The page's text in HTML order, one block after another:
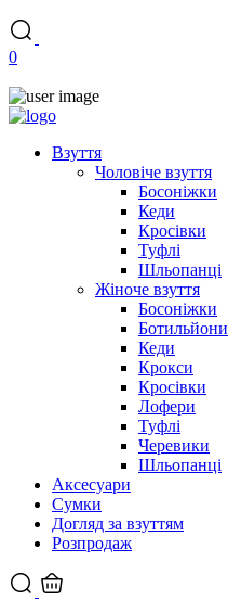
0
Взуття
Чоловіче взуття
Босоніжки
Кеди
Кросівки
Туфлі
Шльопанці
Жіноче взуття
Босоніжки
Ботильйони
Кеди
Крокси
Кросівки
Лофери
Туфлі
Черевики
Шльопанці
Аксесуари
Сумки
Догляд за взуттям
Розпродаж